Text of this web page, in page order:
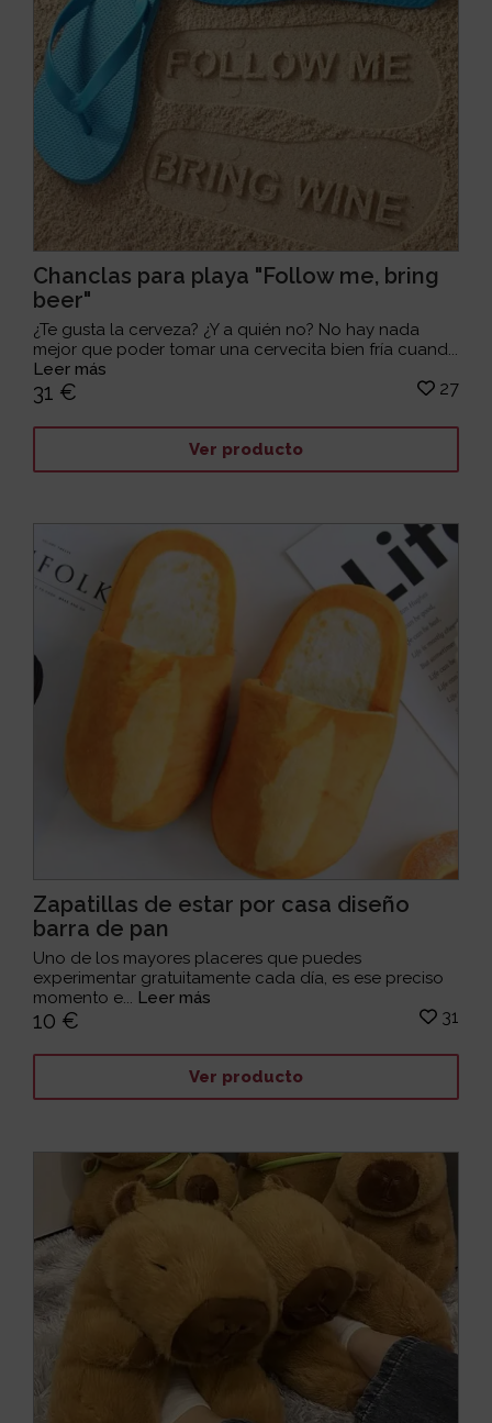
Chanclas para playa "Follow me, bring
beer"
¿Te gusta la cerveza? ¿Y a quién no? No hay nada
mejor que poder tomar una cervecita bien fría cuand...
Leer más
31 € 27
Ver producto
Zapatillas de estar por casa diseño
barra de pan
Uno de los mayores placeres que puedes
experimentar gratuitamente cada día, es ese preciso
momento e... Leer más
10 € 31
Ver producto